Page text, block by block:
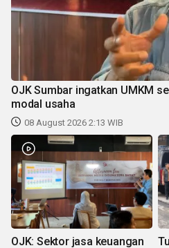
OJK Sumbar ingatkan UMKM
modal usaha
08 August 2026 2:13 WIB
OJK: Sektor jasa keuangan